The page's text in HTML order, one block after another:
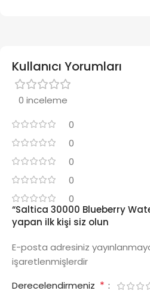
Kullanıcı Yorumları
0 inceleme
0
0
0
0
0
“Saltica 30000 Blueberry
yapan ilk kişi siz olun
E-posta adresiniz
işaretlenmişlerdir
Derecelendirmeniz *